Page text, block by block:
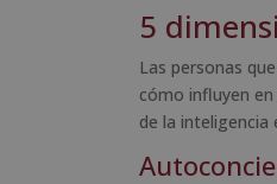
5
Las personas
cómo influyen
de la inteligencia